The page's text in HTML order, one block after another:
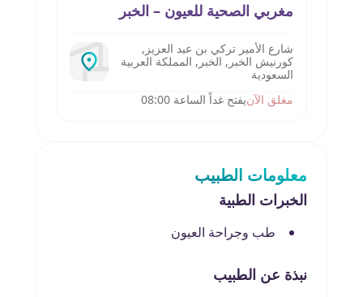
مغربي الصحية للعيون – الخبر
شارع الأمير تركي بن عبد العزيز,
كورنيش الخبر, الخبر, المملكة العربية
السعودية
مغلق الآنيفتح غداً الساعة 08:00
معلومات الطبيب
الخبرات الطبية
طب وجراحة العيون
نبذة عن الطبيب